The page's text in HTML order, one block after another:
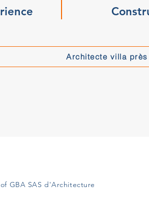
Architecte villa
GBA SAS d'Architecture